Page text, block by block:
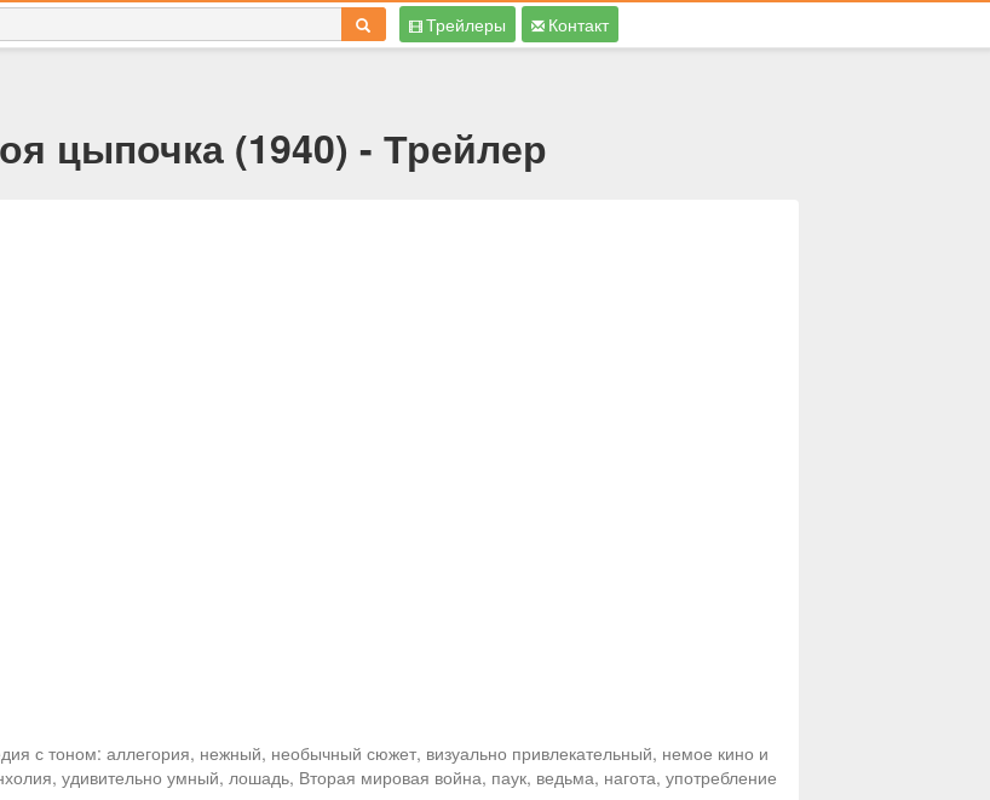
Трейлеры Контакт
цыпочка (1940) - Трейлер
с тоном: аллегория, нежный, необычный сюжет, визуально привлекательный, немое кино и
удивительно умный, лошадь, Вторая мировая война, паук, ведьма, нагота, употребление